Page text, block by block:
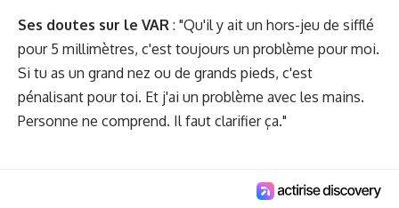
Ses doutes sur le VAR : "Qu'il y ait un hors-jeu de sifflé
pour 5 millimètres, c'est toujours un problème pour moi.
Si tu as un grand nez ou de grands pieds, c'est
pénalisant pour toi. Et j'ai un problème avec les mains.
Personne ne comprend. Il faut clarifier ça."